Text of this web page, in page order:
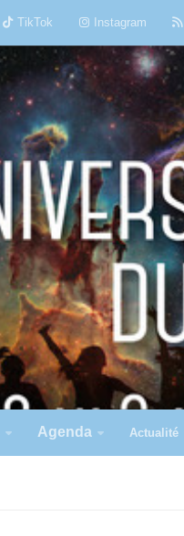
TikTok Instagram
Agenda Actualité